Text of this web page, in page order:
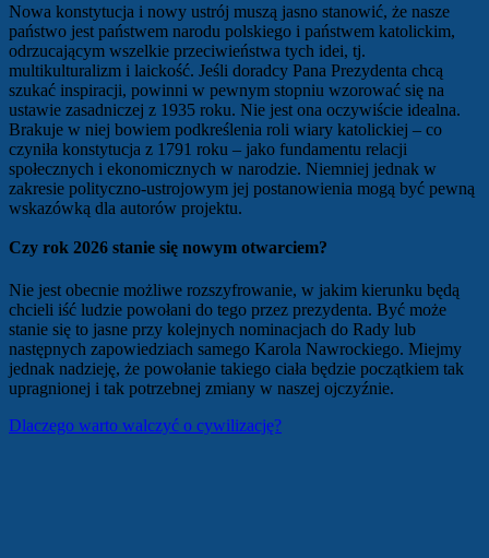
Nowa konstytucja i nowy ustrój muszą jasno stanowić, że nasze
państwo jest państwem narodu polskiego i państwem katolickim,
odrzucającym wszelkie przeciwieństwa tych idei, tj.
multikulturalizm i laickość. Jeśli doradcy Pana Prezydenta chcą
szukać inspiracji, powinni w pewnym stopniu wzorować się na
ustawie zasadniczej z 1935 roku. Nie jest ona oczywiście idealna.
Brakuje w niej bowiem podkreślenia roli wiary katolickiej – co
czyniła konstytucja z 1791 roku – jako fundamentu relacji
społecznych i ekonomicznych w narodzie. Niemniej jednak w
zakresie polityczno-ustrojowym jej postanowienia mogą być pewną
wskazówką dla autorów projektu.
Czy rok 2026 stanie się nowym otwarciem?
Nie jest obecnie możliwe rozszyfrowanie, w jakim kierunku będą
chcieli iść ludzie powołani do tego przez prezydenta. Być może
stanie się to jasne przy kolejnych nominacjach do Rady lub
następnych zapowiedziach samego Karola Nawrockiego. Miejmy
jednak nadzieję, że powołanie takiego ciała będzie początkiem tak
upragnionej i tak potrzebnej zmiany w naszej ojczyźnie.
Dlaczego warto walczyć o cywilizację?